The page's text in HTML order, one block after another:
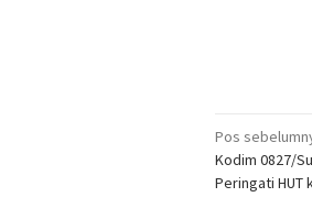
pos
Pos
Kodim 0827/
Peringati HUT